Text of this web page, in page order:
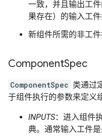
一致，并且输出工
果存在）的输入工件
新组件所需的非工件
ComponentSpec
ComponentSpec 类通过
于组件执行的参数来定义
INPUTS：进入组件
典。通常输入工件